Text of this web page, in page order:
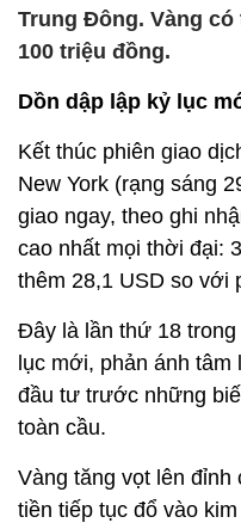
Trung Đông. Vàng
100 triệu đồng.
Dồn dập lập kỷ lục
Kết thúc phiên giao
New York (rạng sáng
giao ngay, theo ghi
cao nhất mọi thời đại:
thêm 28,1 USD so với
Đây là lần thứ 18
lục mới, phản ánh
đầu tư trước những
toàn cầu.
Vàng tăng vọt lên đỉnh
tiền tiếp tục đổ vào